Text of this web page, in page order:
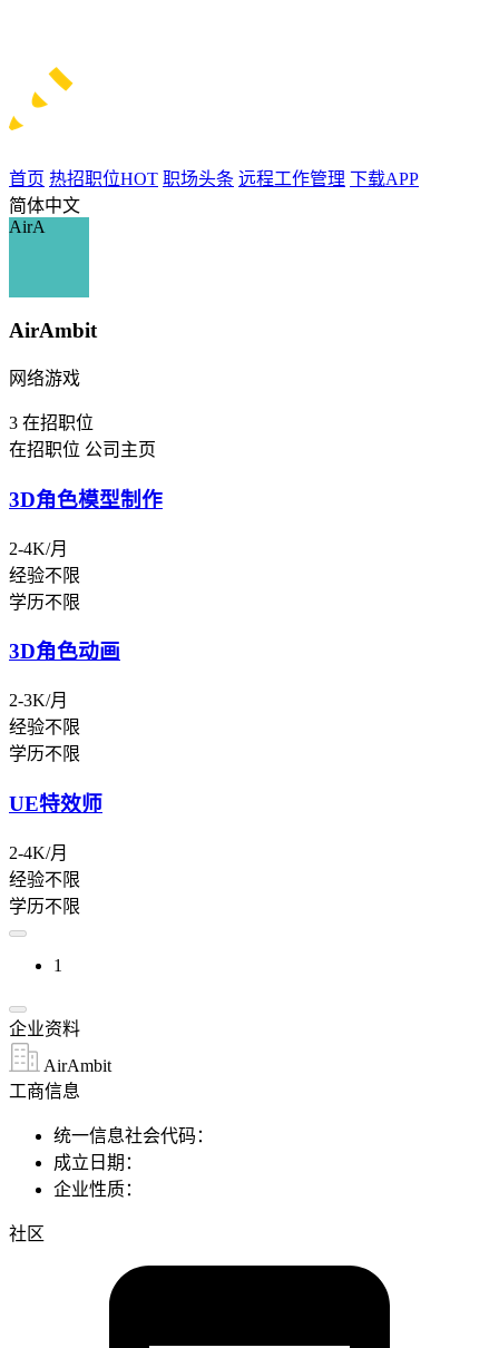
首页 热招职位HOT 职场头条 远程工作管理 下载APP
简体中文
AirA
AirAmbit
网络游戏
3 在招职位
在招职位 公司主页
3D角色模型制作
2-4K/月
经验不限
学历不限
3D角色动画
2-3K/月
经验不限
学历不限
UE特效师
2-4K/月
经验不限
学历不限
1
企业资料
AirAmbit
工商信息
统一信息社会代码：
成立日期：
企业性质：
社区